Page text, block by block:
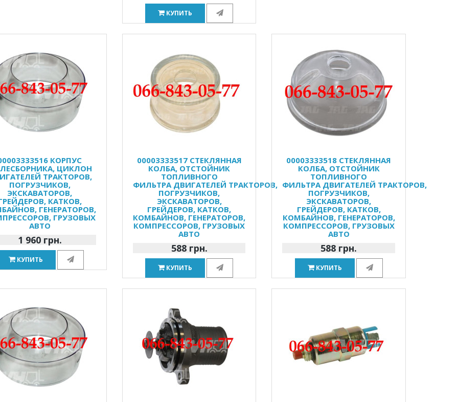
КУПИТЬ
КОРПУС
ЦИКЛОН
ТРАКТОРОВ,
ПОГРУЗЧИКОВ,
ЭКСКАВАТОРОВ,
КАТКОВ,
ГЕНЕРАТОРОВ,
ГРУЗОВЫХ
АВТО
1 960 грн.
КУПИТЬ
00003333517 СТЕКЛЯННАЯ
КОЛБА, ОТСТОЙНИК
ТОПЛИВНОГО
ФИЛЬТРА ДВИГАТЕЛЕЙ ТРАКТОРОВ,
ПОГРУЗЧИКОВ,
ЭКСКАВАТОРОВ,
ГРЕЙДЕРОВ, КАТКОВ,
КОМБАЙНОВ, ГЕНЕРАТОРОВ,
КОМПРЕССОРОВ, ГРУЗОВЫХ
АВТО
588 грн.
КУПИТЬ
00003333518 СТЕКЛЯННАЯ
КОЛБА, ОТСТОЙНИК
ТОПЛИВНОГО
ФИЛЬТРА ДВИГАТЕЛЕЙ ТРАКТОРОВ,
ПОГРУЗЧИКОВ,
ЭКСКАВАТОРОВ,
ГРЕЙДЕРОВ, КАТКОВ,
КОМБАЙНОВ, ГЕНЕРАТОРОВ,
КОМПРЕССОРОВ, ГРУЗОВЫХ
АВТО
588 грн.
КУПИТЬ